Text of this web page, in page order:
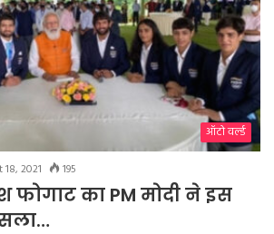
ऑटो वर्ल्ड
2021 195
फोगाट का PM मोदी ने इस